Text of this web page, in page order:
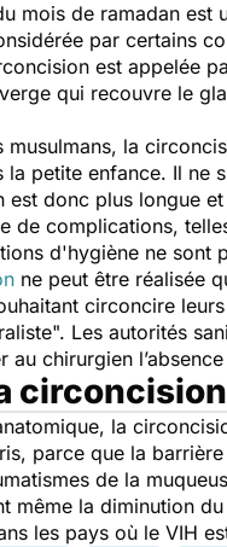
mois de ramadan est
par certains
est appelée
qui recouvre le
la
la petite enfance. Il
est donc plus longue
de complications,
d'hygiène ne sont
ne peut être réalisée
circoncire
Les autorités
au chirurgien
circoncision
la
parce que la
de la
même la diminution
les pays où le VIH